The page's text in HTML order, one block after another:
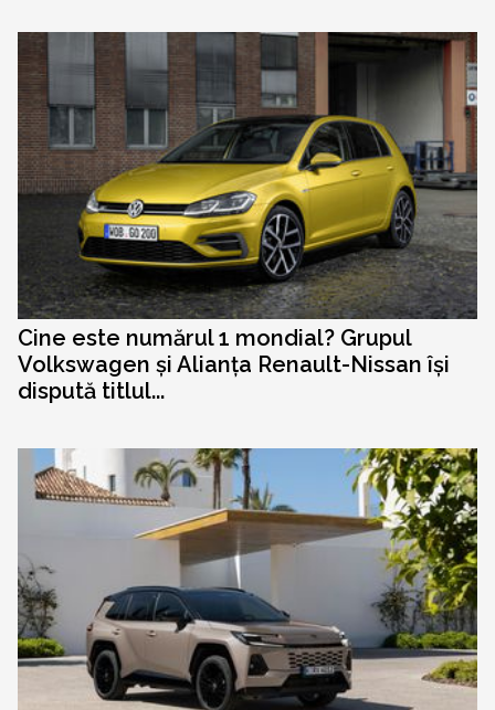
Cine este numărul 1 mondial? Grupul
Volkswagen și Alianța Renault-Nissan își
dispută titlul...